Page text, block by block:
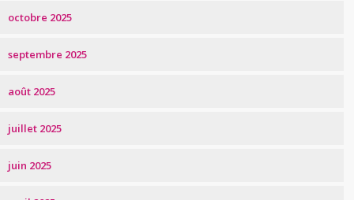
octobre 2025
septembre 2025
août 2025
juillet 2025
juin 2025